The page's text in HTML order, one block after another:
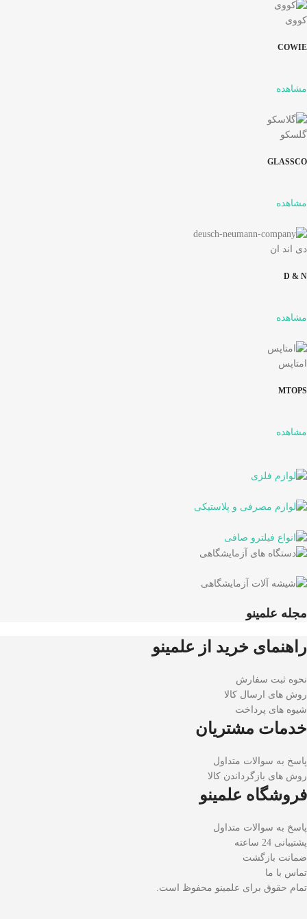
کووی
COWIE
مشاهده
گلسکو
GLASSCO
مشاهده
دی اند ان
D & N
مشاهده
امتاپس
MTOPS
مشاهده
مجله علمینو
راهنمای خرید از علمینو
نحوه ثبت سفارش
روش های ارسال کالا
شیوه های پرداخت
خدمات مشتریان
پاسخ به سوالات متداول
روش های بازگرداندن کالا
فروشگاه علمینو
پاسخ به سوالات متداول
پشتیبانی 24 ساعته
ضمانت بازگشت
تماس با ما
تمام حقوق برای علمینو محفوظ است.